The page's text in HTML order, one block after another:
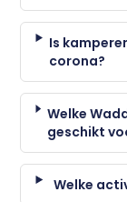
Is
corona?
Welke
geschikt
Welke